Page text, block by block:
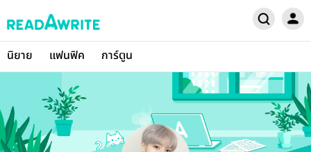
นิยาย แฟนฟิค การ์ตูน